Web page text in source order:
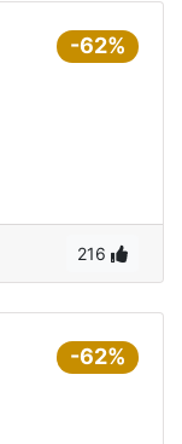
-62%
216
-62%